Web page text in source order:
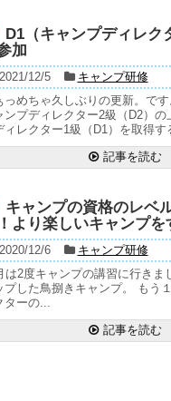
D1（キャンプディレク
加
2021/12/5
キャンプ研修
っめちゃ久しぶりの更新。で
ンプディレクター2級（D2）の
ィレクター1級（D1）を取得す
記事を読む
キャンプの資格のレベ
より楽しいキャンプを
2020/12/6
キャンプ研修
は2度キャンプの講習に行きま
プした鳥捌きキャンプ。 もう
ターの...
記事を読む